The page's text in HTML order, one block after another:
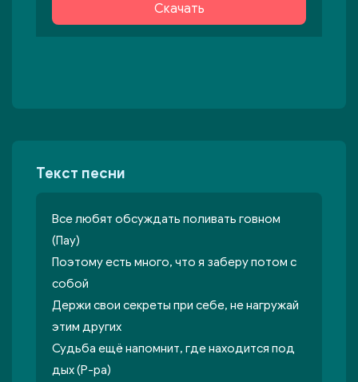
Скачать
Текст песни
Все любят обсуждать поливать говном
(Пау)
Поэтому есть много, что я заберу потом с
собой
Держи свои секреты при себе, не нагружай
этим других
Судьба ещё напомнит, где находится под
дых (Р-ра)